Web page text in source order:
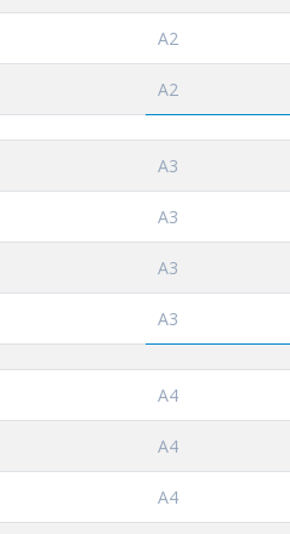
A2
A2
A3
A3
A3
A3
A4
A4
A4